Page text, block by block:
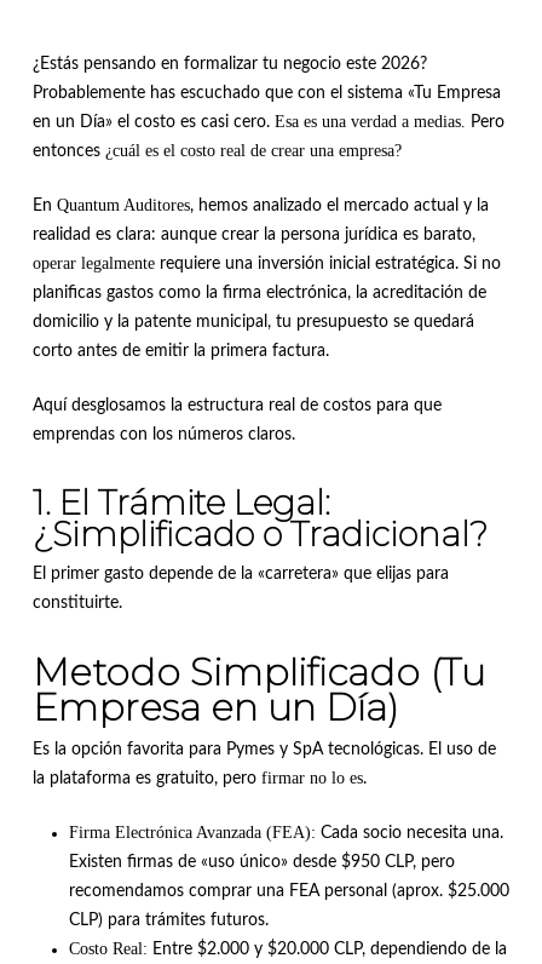
¿Estás pensando en formalizar tu negocio este 2026?
Probablemente has escuchado que con el sistema «Tu Empresa
en un Día» el costo es casi cero. Esa es una verdad a medias. Pero
entonces ¿cuál es el costo real de crear una empresa?
En Quantum Auditores, hemos analizado el mercado actual y la
realidad es clara: aunque crear la persona jurídica es barato,
operar legalmenterequiere una inversión inicial estratégica. Si no
planificas gastos como la firma electrónica, la acreditación de
domicilio y la patente municipal, tu presupuesto se quedará
corto antes de emitir la primera factura.
Aquí desglosamos la estructura real de costos para que
emprendas con los números claros.
1. El Trámite Legal:
¿Simplificado o Tradicional?
El primer gasto depende de la «carretera» que elijas para
constituirte.
Metodo Simplificado (Tu
Empresa en un Día)
Es la opción favorita para Pymes y SpA tecnológicas. El uso de
la plataforma es gratuito, pero firmar no lo es.
Firma Electrónica Avanzada (FEA): Cada socio necesita una.
Existen firmas de «uso único» desde $950 CLP, pero
recomendamos comprar una FEA personal (aprox. $25.000
CLP) para trámites futuros.
Costo Real: Entre $2.000 y $20.000 CLP, dependiendo de la